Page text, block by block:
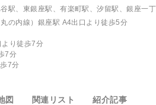
駅、東銀座駅、有楽町駅、汐留駅、銀座一
の内線）銀座駅 A4出口より徒歩5分
り徒歩7分
7分
7分
図 関連リスト 紹介記事